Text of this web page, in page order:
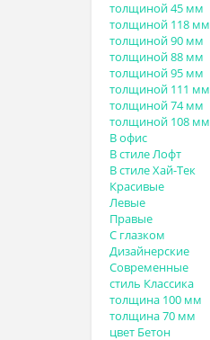
толщиной 45 мм
толщиной 118 мм
толщиной 90 мм
толщиной 88 мм
толщиной 95 мм
толщиной 111 мм
толщиной 74 мм
толщиной 108 мм
В офис
В стиле Лофт
В стиле Хай-Тек
Красивые
Левые
Правые
С глазком
Дизайнерские
Современные
стиль Классика
толщина 100 мм
толщина 70 мм
цвет Бетон